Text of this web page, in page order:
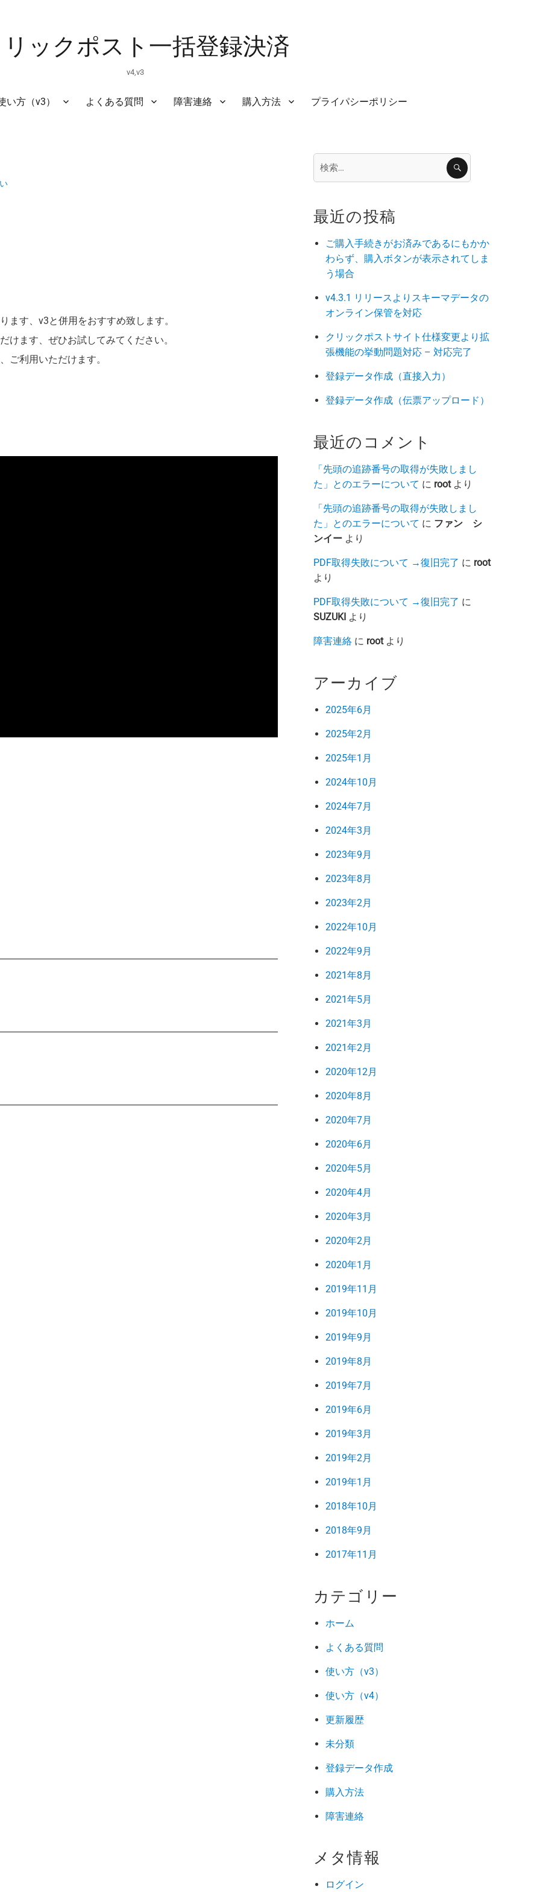
リックポスト一括登録決済
v4,v3
い方（v3） よくある質問 障害連絡 購入方法 プライパシーポリシー
ます、v3と併用をおすすめ致します。
けます、ぜひお試してみてください。
ご利用いただけます。
索:
索
最近の投稿
ご購入手続きがお済みであるにもかか
わらず、購入ボタンが表示されてしま
う場合
v4.3.1 リリースよりスキーマデータの
オンライン保管を対応
クリックポストサイト仕様変更より拡
張機能の挙動問題対応 – 対応完了
登録データ作成（直接入力）
登録データ作成（伝票アップロード）
最近のコメント
「先頭の追跡番号の取得が失敗しまし
た」とのエラーについて に rootより
「先頭の追跡番号の取得が失敗しまし
た」とのエラーについて に ファン シ
ンイーより
PDF取得失敗について →復旧完了 に root
より
PDF取得失敗について →復旧完了 に
SUZUKIより
障害連絡に rootより
アーカイブ
2025年6月
2025年2月
2025年1月
2024年10月
2024年7月
2024年3月
2023年9月
2023年8月
2023年2月
2022年10月
2022年9月
2021年8月
2021年5月
2021年3月
2021年2月
2020年12月
2020年8月
2020年7月
2020年6月
2020年5月
2020年4月
2020年3月
2020年2月
2020年1月
2019年11月
2019年10月
2019年9月
2019年8月
2019年7月
2019年6月
2019年3月
2019年2月
2019年1月
2018年10月
2018年9月
2017年11月
カテゴリー
ホーム
よくある質問
使い方（v3）
使い方（v4）
更新履歴
未分類
登録データ作成
購入方法
障害連絡
メタ情報
ログイン